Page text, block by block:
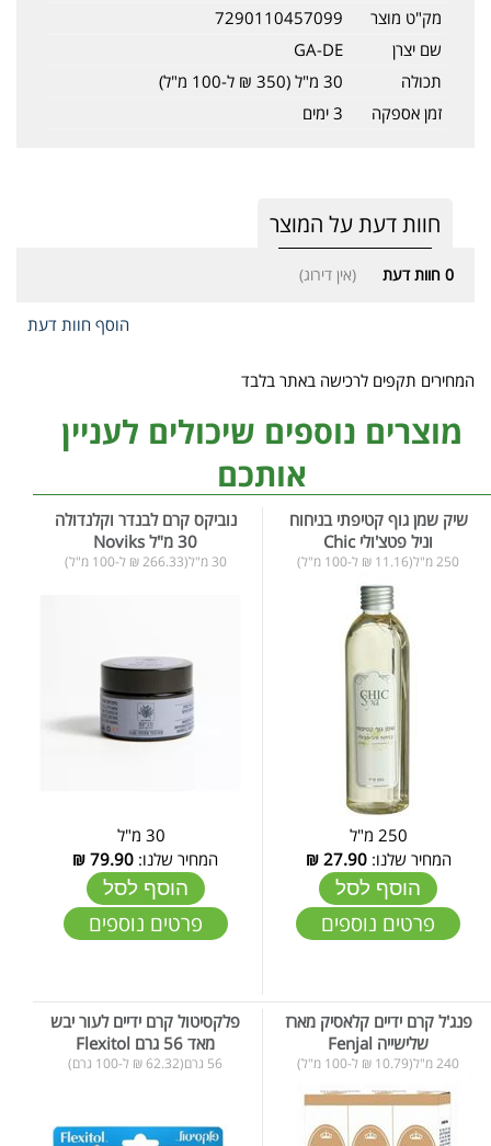
מק"ט מוצר
7290110457099
שם יצרן
GA-DE
תכולה
30 מ"ל (350 ₪ ל-100 מ"ל)
זמן אספקה
3 ימים
חוות דעת על המוצר
0 חוות דעת (אין דירוג)
הוסף חוות דעת
המחירים תקפים לרכישה באתר בלבד
מוצרים נוספים שיכולים לעניין
אותכם
שיק שמן גוף קטיפתי בניחוח
וניל פטצ'ולי Chic
250 מ"ל(11.16 ₪ ל-100 מ"ל)
250 מ"ל
המחיר שלנו:27.90
₪
הוסף לסל
פרטים נוספים
נוביקס קרם לבנדר וקלנדולה
30 מ"ל Noviks
30 מ"ל(266.33 ₪ ל-100 מ"ל)
המחיר שלנו: 79.90
₪
הוסף לסל
פרטים נוספים
פנג'ל קרם ידיים קלאסיק מארז
שלישייה Fenjal
240 מ"ל(10.79 ₪ ל-100 מ"ל)
פלקסיטול קרם ידיים לעור יבש
מאד 56 גרם Flexitol
56 גרם(62.32 ₪ ל-100 גרם)